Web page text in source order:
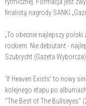
finalistą nagrody SANKI
„To obecnie najlepszy
rockiem. Nie debiutant -
Szubrycht (Gazeta Wyborcza).
'If Heaven Exists' to nowy
kolejnego etapu po
"The Best of The Bullseyes"